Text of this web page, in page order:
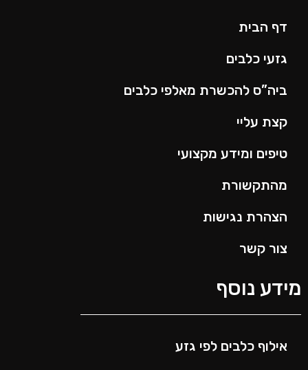
דף הבית
גזעי כלבים
ביה”ס להכשרת מאלפי כלבים
קצת עליי
טיפים ומידע מקצועי
מהתקשורת
הצהרת נגישות
צור קשר
נוסף
אילוף כלבים לפי גזע